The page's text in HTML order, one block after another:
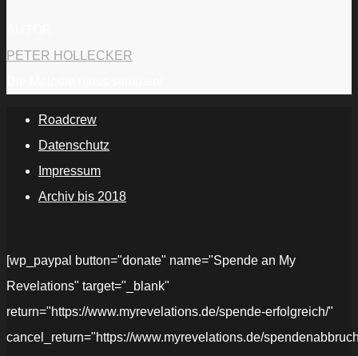
PETER HOLLECKER
Roadcrew
Datenschutz
Impressum
Archiv bis 2018
[wp_paypal button="donate" name="Spende an My
Revelations" target="_blank"
return="https://www.myrevelations.de/spende-erfolgreich/"
cancel_return="https://www.myrevelations.de/